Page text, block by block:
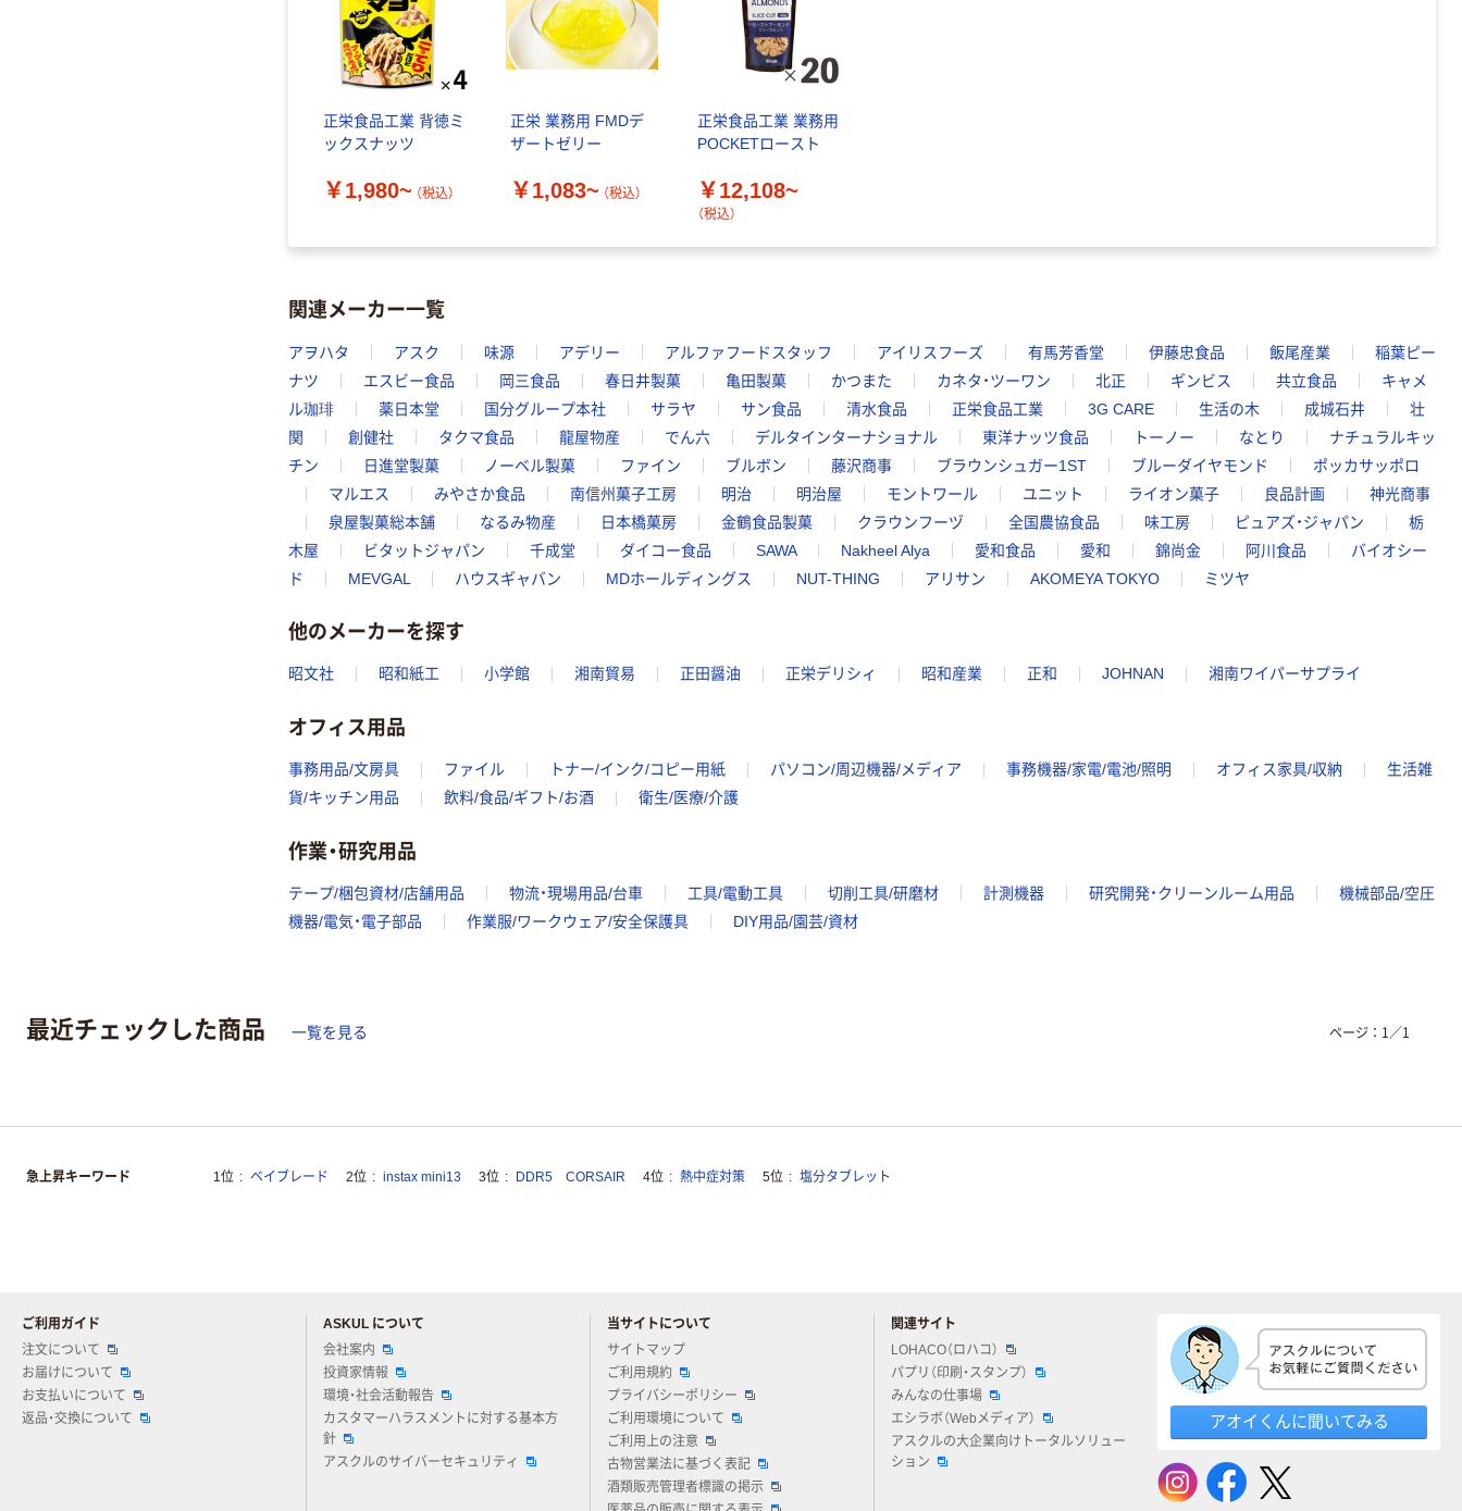
正栄食品工業 背徳ミ
ックスナッツ
￥1,980~ （税込）
正栄 業務用 FMDデ
ザートゼリー
￥1,083~ （税込）
正栄食品工業 業務用
POCKETロースト
￥12,108~
（税込）
関連メーカー一覧
アヲハタ アスク 味源 アデリー アルファフードスタッフ アイリスフーズ 有馬芳香堂 伊藤忠食品 飯尾産業
稲葉ピー
ナツ
エスビー食品 岡三食品 春日井製菓 亀田製菓 かつまた カネタ・ツーワン 北正 ギンビス 共立食品
キャメ
ル珈琲
薬日本堂 国分グループ本社 サラヤ サン食品 清水食品 正栄食品工業 3G CARE 生活の木 成城石井
壮
関
創健社 タクマ食品 龍屋物産 でん六 デルタインターナショナル 東洋ナッツ食品 トーノー なとり
ナチュラルキッ
チン
日進堂製菓 ノーベル製菓 ファイン ブルボン 藤沢商事 ブラウンシュガー1ST ブルーダイヤモンド
ポッカサッポロ
マルエス
みやさか食品 南信州菓子工房 明治 明治屋 モントワール ユニット ライオン菓子 良品計画
神光商事
泉屋製菓総本舗
なるみ物産 日本橋菓房 金鶴食品製菓 クラウンフーヅ 全国農協食品 味工房 ピュアズ・ジャパン
栃
木屋
ビタットジャパン 千成堂 ダイコー食品 SAWA Nakheel Alya 愛和食品 愛和 錦尚金 阿川食品
バイオシー
ド
MEVGAL ハウスギャバン MDホールディングス NUT-THING アリサン AKOMEYA TOKYO ミツヤ
他のメーカーを探す
昭文社 昭和紙工 小学館 湘南貿易 正田醤油 正栄デリシィ 昭和産業 正和 JOHNAN 湘南ワイパーサプライ
オフィス用品
事務用品/文房具 ファイル トナー/インク/コピー用紙 パソコン/周辺機器/メディア 事務機器/家電/電池/照明 オフィス家具/収納
生活雑
貨/キッチン用品
飲料/食品/ギフト/お酒 衛生/医療/介護
作業・研究用品
テープ/梱包資材/店舗用品 物流・現場用品/台車 工具/電動工具 切削工具/研磨材 計測機器 研究開発・クリーンルーム用品
機械部品/空圧
機器/電気・電子部品
作業服/ワークウェア/安全保護具 DIY用品/園芸/資材
最近チェックした商品 一覧を見る ページ： 1 ／1
急上昇キーワード 1位 ベイブレード 2位 instax mini13 3位 DDR5 CORSAIR 4位 熱中症対策 5位 塩分タブレット
ご利用ガイド
注文について
お届けについて
お支払いについて
返品・交換について
ASKUL について
会社案内
投資家情報
環境・社会活動報告
カスタマーハラスメントに対する基本方
針
アスクルのサイバーセキュリティ
当サイトについて
サイトマップ
ご利用規約
プライバシーポリシー
ご利用環境について
ご利用上の注意
古物営業法に基づく表記
酒類販売管理者標識の掲示
関連サイト
LOHACO（ロハコ）
パプリ（印刷・スタンプ）
みんなの仕事場
エシラボ（Webメディア）
アスクルの大企業向けトータルソリュー
ション
アオイくんに聞いてみる